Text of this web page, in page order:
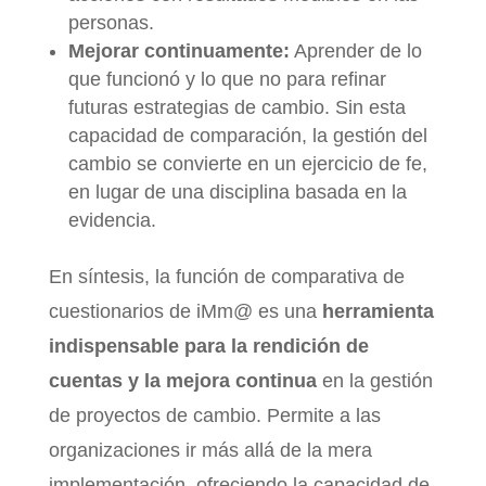
personas.
Mejorar continuamente: Aprender de lo
que funcionó y lo que no para refinar
futuras estrategias de cambio. Sin esta
capacidad de comparación, la gestión del
cambio se convierte en un ejercicio de fe,
en lugar de una disciplina basada en la
evidencia.
En síntesis, la función de comparativa de
cuestionarios de iMm@ es una herramienta
indispensable para la rendición de
cuentas y la mejora continuaen la gestión
de proyectos de cambio. Permite a las
organizaciones ir más allá de la mera